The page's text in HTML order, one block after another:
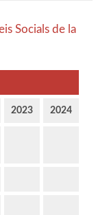
Socials de la
2023 2024